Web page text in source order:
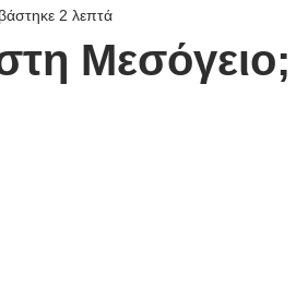
Μεσόγειο;
2 λεπτά